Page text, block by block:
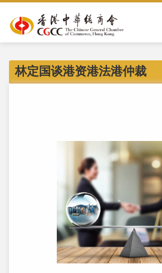
林定国谈港资港法港仲裁